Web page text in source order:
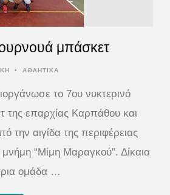
μπάσκετ
• ΑΘΛΗΤΙΚΑ
το 7ου νυκτερινό
της επαρχίας Καρπάθου και
την αιγίδα της περιφέρειας
μνήμη “Μίμη Μαραγκού”. Δίκαια
ομάδα …